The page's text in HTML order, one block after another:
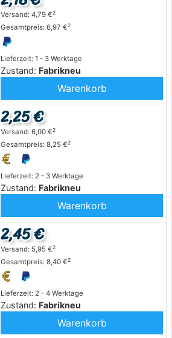
Lieferzeit: 1 - 3 Werktage
Zustand: Fabrikneu
Versand: 4,79 €2
Gesamtpreis: 6,97 €2
Warenkorb
Lieferzeit: 2 - 3 Werktage
Zustand: Fabrikneu
2,25 €
Versand: 6,00 €2
Gesamtpreis: 8,25 €2
Warenkorb
Lieferzeit: 2 - 4 Werktage
Zustand: Fabrikneu
2,45 €
Versand: 5,95 €2
Gesamtpreis: 8,40 €2
Warenkorb